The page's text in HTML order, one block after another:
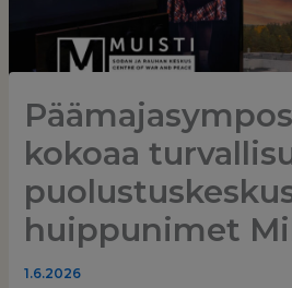
kokoaa
huippunimet
1.6.2026